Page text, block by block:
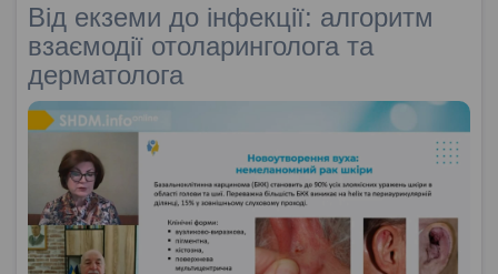
Від екземи до інфекції: алгоритм
взаємодії отоларинголога та
дерматолога